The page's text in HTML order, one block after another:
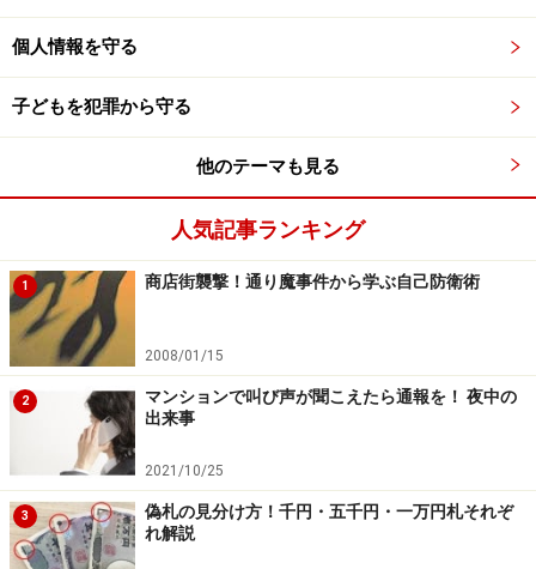
表札まわりの不審なマークは、
悪質商法や侵入被害の標的の印に！
いると、悪意を持った人たち、悪質商法や侵入被害など
の標的とされる場合もあり得ます。
日頃から、自宅の表札まわりには気を配って、警戒する
ようにしましょう。
=関連ガイド記事=
表札の不審なマークを見逃すな！
郵便受けは「個人情報の入り口・出口」！
郵便受けは「個人情報の入り口・出口」です、大切な郵
個人情報を守る
子どもを犯罪から守る
他のテーマも見る
人気記事ランキング
1 商店街襲撃！通り魔事件から学ぶ自己防衛術
2008/01/15
2
マンションで叫び声が聞こえたら通報を！ 夜中の
出来事
2021/10/25
3
偽札の見分け方！千円・五千円・一万円札それぞ
れ解説